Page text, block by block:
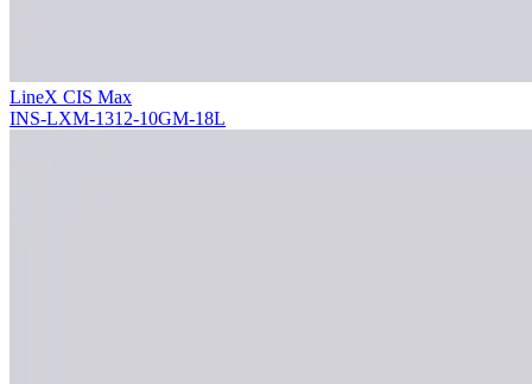
LineX CIS Max
INS-LXM-1312-10GM-18L